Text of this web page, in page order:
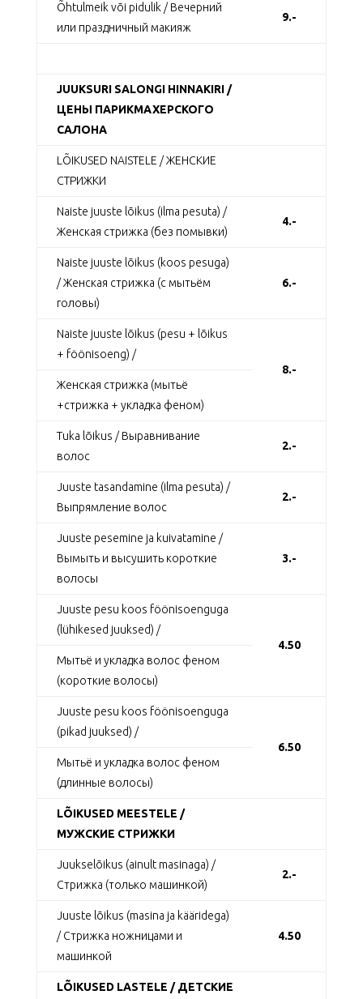
Õhtulmeik või pidulik / Вечерний
или праздничный макияж
9.-
JUUKSURI SALONGI HINNAKIRI /
ЦЕНЫ ПАРИКМАХЕРСКОГО
САЛОНА
LÕIKUSED NAISTELE / ЖЕНСКИЕ
СТРИЖКИ
Naiste juuste lõikus (ilma pesuta) /
Женская стрижка (без помывки)
4.-
Naiste juuste lõikus (koos pesuga)
/ Женская стрижка (с мытьём
головы)
6.-
Naiste juuste lõikus (pesu + lõikus
+ föönisoeng) /
8.-
Женская стрижка (мытьё
+стрижка + укладка феном)
Tuka lõikus / Выравнивание
волос
2.-
Juuste tasandamine (ilma pesuta) /
Выпрямление волос
2.-
Juuste pesemine ja kuivatamine /
Вымыть и высушить короткие
волосы
3.-
Juuste pesu koos föönisoenguga
(lühikesed juuksed) /
4.50
Мытьё и укладка волос феном
(короткие волосы)
Juuste pesu koos föönisoenguga
(pikad juuksed) /
6.50
Мытьё и укладка волос феном
(длинные волосы)
LÕIKUSED MEESTELE /
МУЖСКИЕ СТРИЖКИ
Juukselõikus (ainult masinaga) /
Стрижка (только машинкой)
2.-
Juuste lõikus (masina ja kääridega)
/ Стрижка ножницами и
машинкой
4.50
LÕIKUSED LASTELE / ДЕТСКИЕ